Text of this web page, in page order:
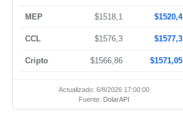
MEP $1518,1 $1520,4
CCL $1576,3 $1577,3
Cripto $1566,86 $1571,05
Actualizado: 6/8/2026 17:00:00
Fuente: DolarAPI